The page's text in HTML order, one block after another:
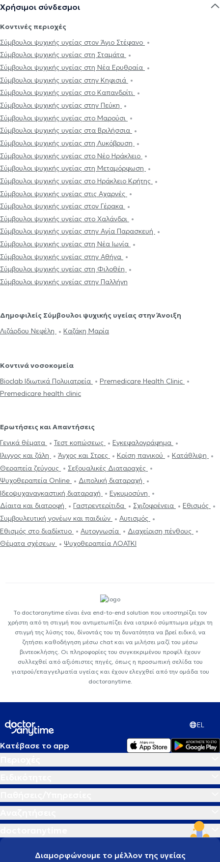
Χρήσιμοι σύνδεσμοι
Κοντινές περιοχές
Σύμβουλοι ψυχικής υγείας στον Άγιο Στέφανο
Σύμβουλοι ψυχικής υγείας στη Σταμάτα
Σύμβουλοι ψυχικής υγείας στη Νέα Ερυθραία
Σύμβουλοι ψυχικής υγείας στην Κηφισιά
Σύμβουλοι ψυχικής υγείας στο Καπανδρίτι
Σύμβουλοι ψυχικής υγείας στην Πεύκη
Σύμβουλοι ψυχικής υγείας στο Μαρούσι
Σύμβουλοι ψυχικής υγείας στα Βριλήσσια
Σύμβουλοι ψυχικής υγείας στη Λυκόβρυση
Σύμβουλοι ψυχικής υγείας στο Νέο Ηράκλειο
Σύμβουλοι ψυχικής υγείας στη Μεταμόρφωση
Σύμβουλοι ψυχικής υγείας στο Ηράκλειο Κρήτης
Σύμβουλοι ψυχικής υγείας στις Αχαρνές
Σύμβουλοι ψυχικής υγείας στον Γέρακα
Σύμβουλοι ψυχικής υγείας στο Χαλάνδρι
Σύμβουλοι ψυχικής υγείας στην Αγία Παρασκευή
Σύμβουλοι ψυχικής υγείας στη Νέα Ιωνία
Σύμβουλοι ψυχικής υγείας στην Αθήνα
Σύμβουλοι ψυχικής υγείας στη Φιλοθέη
Σύμβουλοι ψυχικής υγείας στην Παλλήνη
Δημοφιλείς Σύμβουλοι ψυχικής υγείας στην Άνοιξη
Λιζάρδου Νεφέλη
Καζάκη Μαρία
Κοντινά νοσοκομεία
Bioclab Ιδιωτικά Πολυιατρεία
Premedicare Health Clinic
Premedicare health clinic
Ερωτήσεις και Απαντήσεις
Γενικά θέματα
Τεστ κοπώσεως
Εγκεφαλογράφημα
Ίλιγγος και ζάλη
Άγχος και Στρες Κρίση πανικού
Κατάθλιψη
Θεραπεία ζεύγους
Σεξουαλικές Διαταραχές
Ψυχοθεραπεία Online
Διπολική διαταραχή
Ιδεοψυχαναγκαστική διαταραχή
Εγκυμοσύνη
Δίαιτα και διατροφή
Γαστρεντερίτιδα Σχιζοφρένεια
Εθισμός
Συμβουλευτική γονέων και παιδιών
Αυτισμός
Εθισμός στο διαδίκτυο
Αυτογνωσία
Διαχείριση πένθους
Θέματα σχέσεων
Ψυχοθεραπεία ΛΟΑΤΚΙ
Το doctoranytime είναι ένα end-to-end solution που υποστηρίζει τον
χρήστη από τη στιγμή που αντιμετωπίζει ένα ιατρικό σύμπτωμα μέχρι τη
στιγμή της λύσης του, δίνοντάς του τη δυνατότητα να βρεί ειδικό, να
ζητήσει καθοδήγηση μέσω chat και να μιλήσει μαζί του μέσω
βιντεοκλήσης. Οι πληροφορίες του συγκεκριμένου προφίλ έχουν
συλλεχθεί από αξιόπιστες πηγές, όπως η προσωπική σελίδα του
γιατρού/επαγγελματία υγείας και έχουν ελεγχθεί από την ομάδα του
doctoranytime.
EL
Κατέβασε το app
Διαμορφώνουμε το μέλλον της υγείας